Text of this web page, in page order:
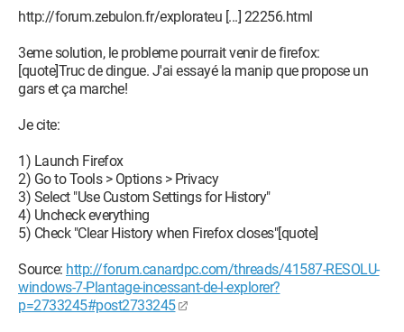
http://forum.zebulon.fr/explorateu [...] 22256.html
3eme solution, le probleme pourrait venir de firefox:
[quote]Truc de dingue. J'ai essayé la manip que propose un
gars et ça marche!
Je cite:
1) Launch Firefox
2) Go to Tools > Options > Privacy
3) Select "Use Custom Settings for History"
4) Uncheck everything
5) Check "Clear History when Firefox closes"[quote]
Source: http://forum.canardpc.com/threads/41587-RESOLU-
windows-7-Plantage-incessant-de-l-explorer?
p=2733245#post2733245